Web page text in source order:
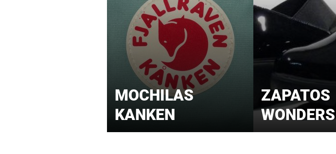
MOCHILAS
KANKEN
ZAPATOS
WONDERS